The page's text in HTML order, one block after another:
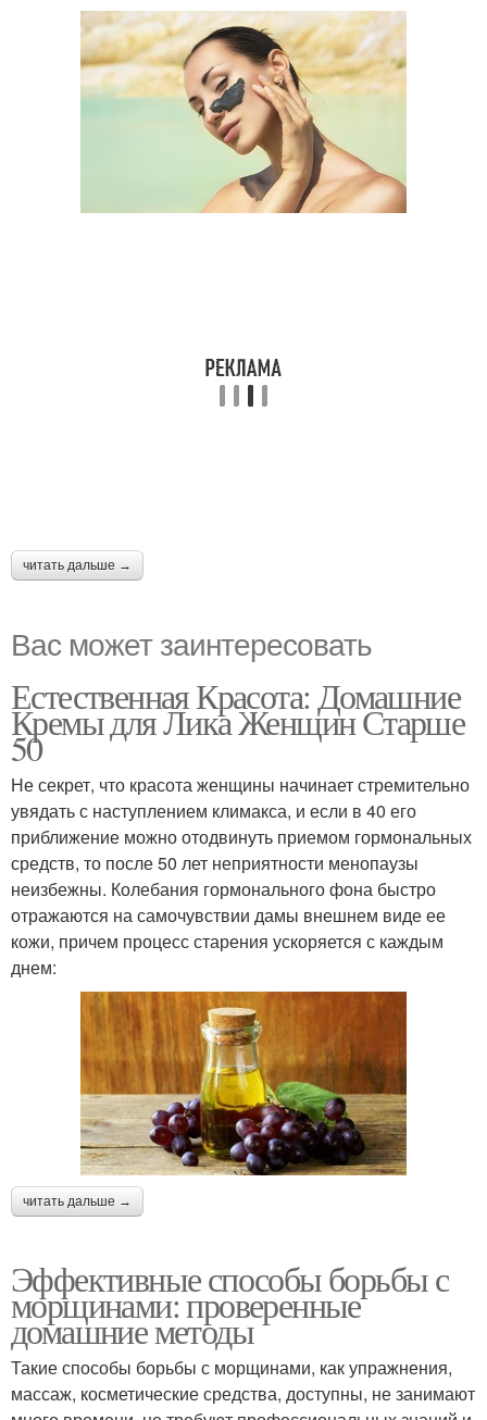
читать дальше →
Вас может заинтересовать
Естественная Красота: Домашние
Кремы для Лика Женщин Старше
50
Не секрет, что красота женщины начинает стремительно
увядать с наступлением климакса, и если в 40 его
приближение можно отодвинуть приемом гормональных
средств, то после 50 лет неприятности менопаузы
неизбежны. Колебания гормонального фона быстро
отражаются на самочувствии дамы внешнем виде ее
кожи, причем процесс старения ускоряется с каждым
днем:
читать дальше →
Эффективные способы борьбы с
морщинами: проверенные
домашние методы
Такие способы борьбы с морщинами, как упражнения,
массаж, косметические средства, доступны, не занимают